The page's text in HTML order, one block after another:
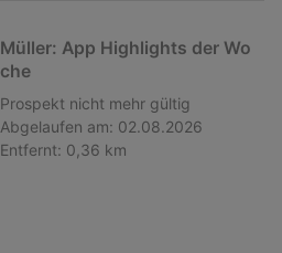
Müller: App Highlights der Wo
che
Prospekt nicht mehr gültig
Abgelaufen am: 02.08.2026
Entfernt: 0,36 km